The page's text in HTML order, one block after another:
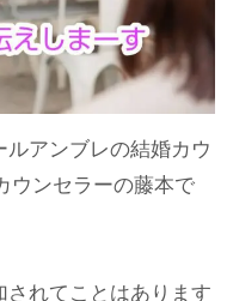
アンブレの結婚カウ
ウンセラーの藤本で
れてことはあります